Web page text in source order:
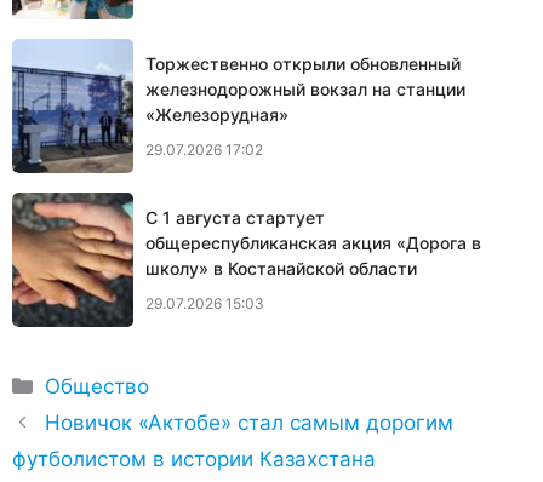
Торжественно открыли обновленный
железнодорожный вокзал на станции
«Железорудная»
29.07.2026 17:02
С 1 августа стартует
общереспубликанская акция «Дорога в
школу» в Костанайской области
29.07.2026 15:03
Рубрики
Общество
Новичок «Актобе» стал самым дорогим
футболистом в истории Казахстана